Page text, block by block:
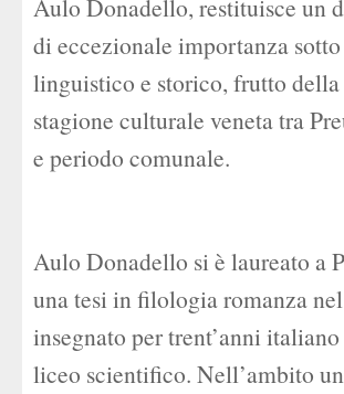
Aulo Donadello, restituisce un
di eccezionale importanza
linguistico e storico, frutto
stagione culturale veneta tra
e periodo comunale.
Aulo Donadello si è laureato a
una tesi in filologia romanza
insegnato per trent’anni
liceo scientifico. Nell’ambito